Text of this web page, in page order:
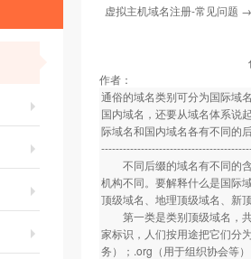
虚拟主机域名注册-常见问题
作者：
通俗的域名类别可分为国际域
国内域名，还要从域名体系说
际域名和国内域名各有不同的
不同后缀的域名有不同的含
机构不同。要解释什么是国际
顶级域名、地理顶级域名、新
第一类是类别顶级域名，共
家标识，人们按用途把它们分
务）；.org（用于组织协会等